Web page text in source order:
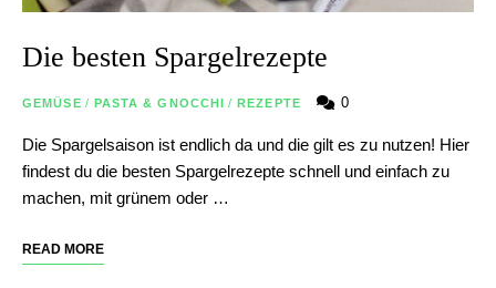
Die besten Spargelrezepte
GEMÜSE / PASTA & GNOCCHI / REZEPTE 0
Die Spargelsaison ist endlich da und die gilt es zu nutzen! Hier
findest du die besten Spargelrezepte schnell und einfach zu
machen, mit grünem oder …
READ MORE